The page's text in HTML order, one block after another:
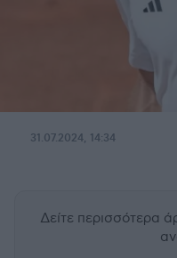
31.07.2024, 14:34
Δείτε περισσότερα